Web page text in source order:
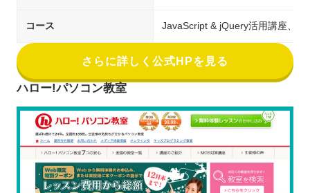
コース JavaScript & jQuery活用講座、
さらに詳しく公式HPを見る
ハロー!パソコン教室